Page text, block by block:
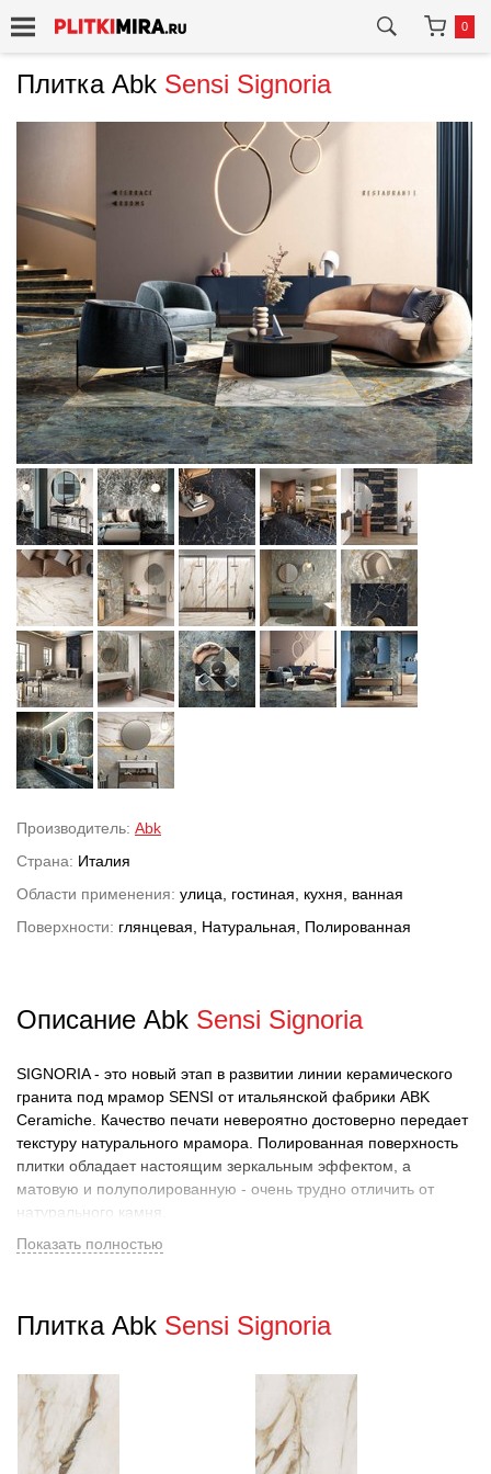
0
Плитка Abk Sensi Signoria
Производитель: Abk
Страна: Италия
Области применения: улица, гостиная, кухня, ванная
Поверхности: глянцевая, Натуральная, Полированная
Описание Abk Sensi Signoria
SIGNORIA - это новый этап в развитии линии керамического
гранита под мрамор SENSI от итальянской фабрики ABK
Ceramiche. Качество печати невероятно достоверно передает
текстуру натурального мрамора. Полированная поверхность
плитки обладает настоящим зеркальным эффектом, а
матовую и полуполированную - очень трудно отличить от
натурального камня.
Все рисунки мрамора отобранные для создания коллекции
удовлетворить большинство запросов покупателей, поскольку
отобраны самые трендовые цвета мрамора.
Широкая гамма форматов, от 60х120 до 120х280, позволяет
использовать плитку этой серии в совершенно разных
проектах, гармонично наполняя пространство помещения
изысканной структурой мрамора необходимого для каждого
Показать полностью
Плитка Abk Sensi Signoria